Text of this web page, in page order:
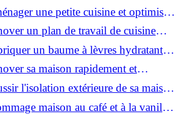
une petite cuisine et optimiser
carré ?
un plan de travail de cuisine
étape par étape
un baume à lèvres hydratant et
sa maison rapidement et
l'isolation extérieure de sa maison
performante et durable ?
maison au café et à la vanille